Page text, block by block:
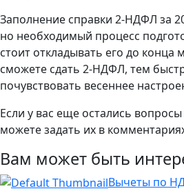
Заполнение справки 2-НДФЛ за
но необходимый процесс
стоит откладывать его до
сможете сдать 2-НДФЛ, тем
почувствовать весеннее
Если у вас еще остались
можете задать их в
Вам может быть
Вычеты по